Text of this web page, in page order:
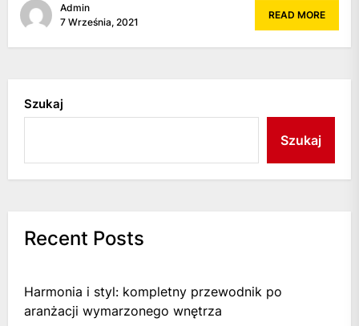
Admin
7 Września, 2021
READ MORE
Szukaj
Szukaj
Recent Posts
Harmonia i styl: kompletny przewodnik po
aranżacji wymarzonego wnętrza